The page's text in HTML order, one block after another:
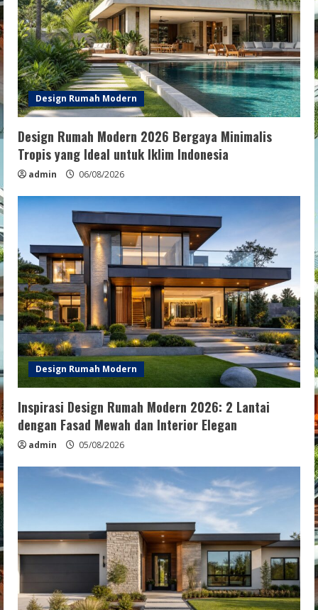
Design Rumah Modern
Design Rumah Modern 2026 Bergaya Minimalis
Tropis yang Ideal untuk Iklim Indonesia
admin 06/08/2026
Design Rumah Modern
Inspirasi Design Rumah Modern 2026: 2 Lantai
dengan Fasad Mewah dan Interior Elegan
admin 05/08/2026